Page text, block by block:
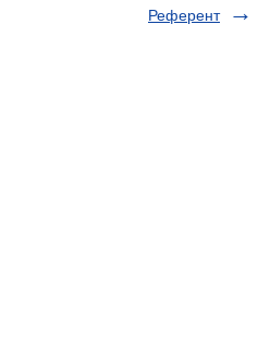
Референт